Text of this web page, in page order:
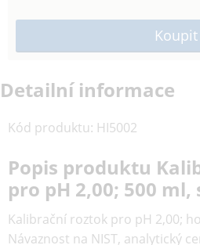
Detailní informace
Kód produktu: HI5002
Popis produktu
pro pH 2,00; 500
Kalibrační roztok pro pH 2,00;
Návaznost na NIST, analytický